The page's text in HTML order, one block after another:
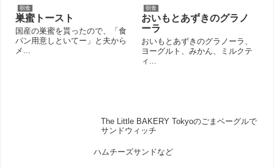
朝食
巣蜜トースト
国産の巣蜜を貰ったので、「食
パン用意しといてー」と夫から
メ...
朝食
おいもとあずきのグラノ
ーラ
おいもとあずきのグラノーラ、
ヨーグルト、みかん、ミルクテ
ィ...
The Little BAKERY Tokyoのごまベーグルで
サンドウィッチ
ハムチーズサンドなど